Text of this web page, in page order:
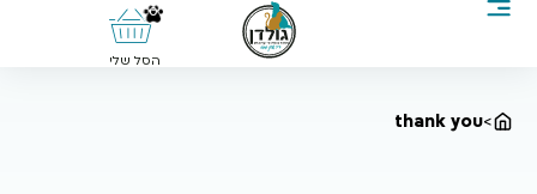
0
הסל שלי
>
thank you